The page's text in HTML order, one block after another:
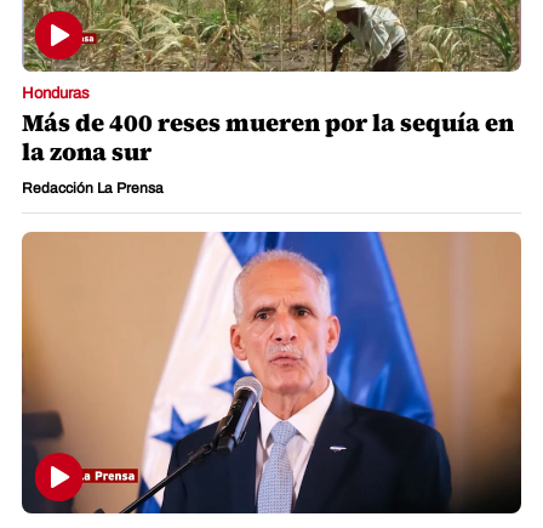
Honduras
Más de 400 reses mueren por la sequía en
la zona sur
Redacción La Prensa